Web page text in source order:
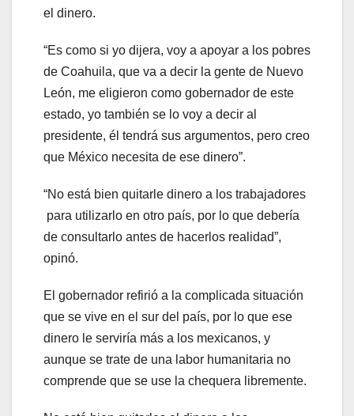
el dinero.
“Es como si yo dijera, voy a apoyar a los pobres
de Coahuila, que va a decir la gente de Nuevo
León, me eligieron como gobernador de este
estado, yo también se lo voy a decir al
presidente, él tendrá sus argumentos, pero creo
que México necesita de ese dinero”.
“No está bien quitarle dinero a los trabajadores
para utilizarlo en otro país, por lo que debería
de consultarlo antes de hacerlos realidad”,
opinó.
El gobernador refirió a la complicada situación
que se vive en el sur del país, por lo que ese
dinero le serviría más a los mexicanos, y
aunque se trate de una labor humanitaria no
comprende que se use la chequera libremente.